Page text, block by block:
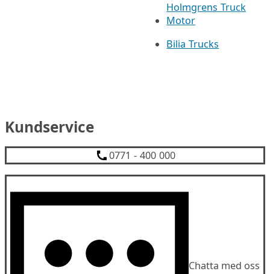
Holmgrens Truck
Motor
Bilia Trucks
Kundservice
0771 - 400 000
Chatta med oss